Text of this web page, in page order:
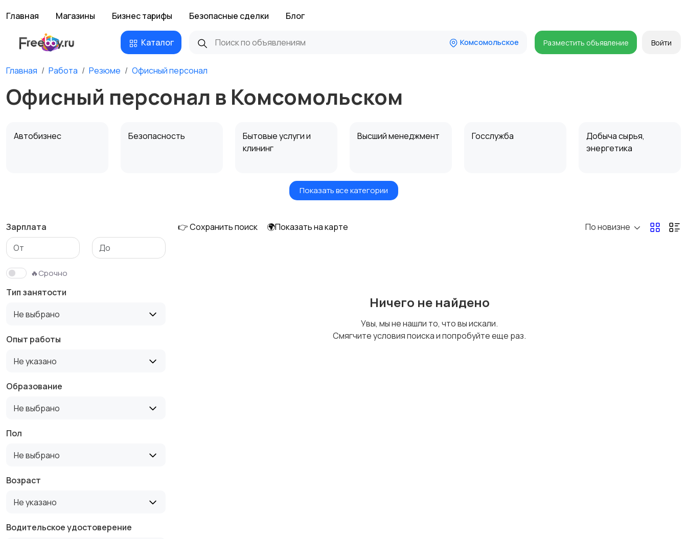
Главная Магазины Бизнес тарифы Безопасные сделки Блог
Каталог Комсомольское Разместить объявление Войти
Главная Работа Резюме Офисный персонал
Офисный персонал в Комсомольском
Автобизнес Безопасность
Бытовые услуги и
клининг
Высший менеджмент Госслужба
Добыча сырья,
энергетика
Информационные
Искусство и
Медицина Начало карьеры
Производство
Рестораны и
Показать все категории
Зарплата
🔥Срочно
Тип занятости
Не выбрано
Опыт работы
Не указано
Образование
Не выбрано
Пол
Не выбрано
Возраст
Не указано
Водительское удостоверение
👉 Сохранить поиск 🌍Показать на карте По новизне
Ничего не найдено
Увы, мы не нашли то, что вы искали.
Смягчите условия поиска и попробуйте еще раз.